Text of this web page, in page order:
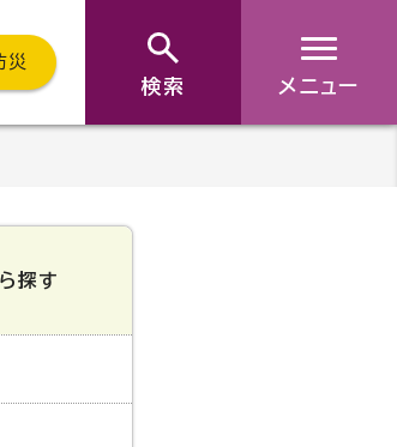
災
検索 メニュー
探す